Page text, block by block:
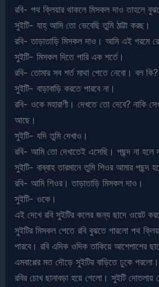
রবি- পথ ক্লিয়ার থাকলে মিসকল দাও তাহলে
সুইটি- যাহ্ আমি তো ভেবেছি তুমি ঠাট্টা করছ।
রবি- তাড়াতাড়ি মিসকল দাও। আমি এই গরমে
সুইটি- মিসকল দিতে পারি এক শর্তে।
রবি- তোমার সব শর্ত মাথা পেতে নেবো। বল কি?
সুইটি- বাড়াবাড়ি করতে পারবে না।
রবি- ওকে মহারাণী। দেখতে তো দেবে? নাকি
আছে।
সুইটি- যদি তুমি দেখাও।
রবি- আমি তো দেখাতেই এসেছি। পছন্দ না হলে
সুইটি- বাব্বাহ তারমানে তুমি শিওর আমার পছন্দ
রবি- আমি শিওর। তাড়াতাড়ি মিসকল দাও।
সুইটি- ওকে।
এই দেখে রবি সুইটির কলের জন্য ছাদে ওয়েট
সুইটির মিসকল পেতে রবি বুঝতে পারলো পথ
পারবে। রবি এদিক ওদিক তাকিয়ে আশেপাশের
এমবাপ্পের মত দৌড়ে সুইটির বাড়িতে ঢুকে পরলো।
রবির চোখ ছানাবড়া হয়ে গেলো। সুইটি দোতলায়